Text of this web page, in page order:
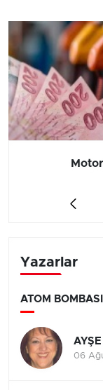
Yazarlar
ATOM
06